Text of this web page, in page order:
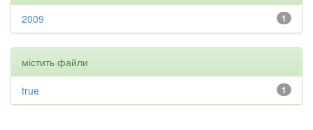
1
2009
містить файли
1
true